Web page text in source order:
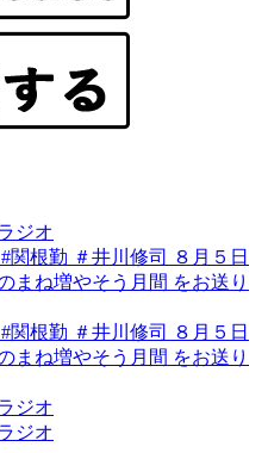
ジオ
関根勤 ＃井川修司 ８月５日
まね増やそう月間 をお送り
関根勤 ＃井川修司 ８月５日
まね増やそう月間 をお送り
ジオ
ジオ